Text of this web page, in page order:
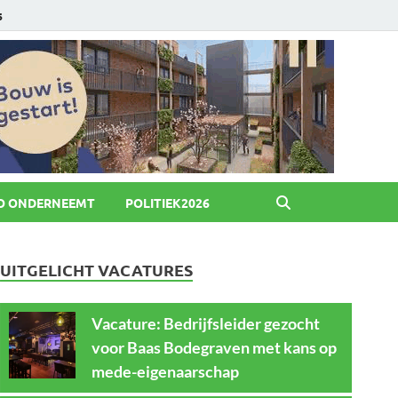
ONDERNEEMT POLITIEK2026
UITGELICHT VACATURES
Vacature: Bedrijfsleider gezocht
voor Baas Bodegraven met kans op
mede-eigenaarschap